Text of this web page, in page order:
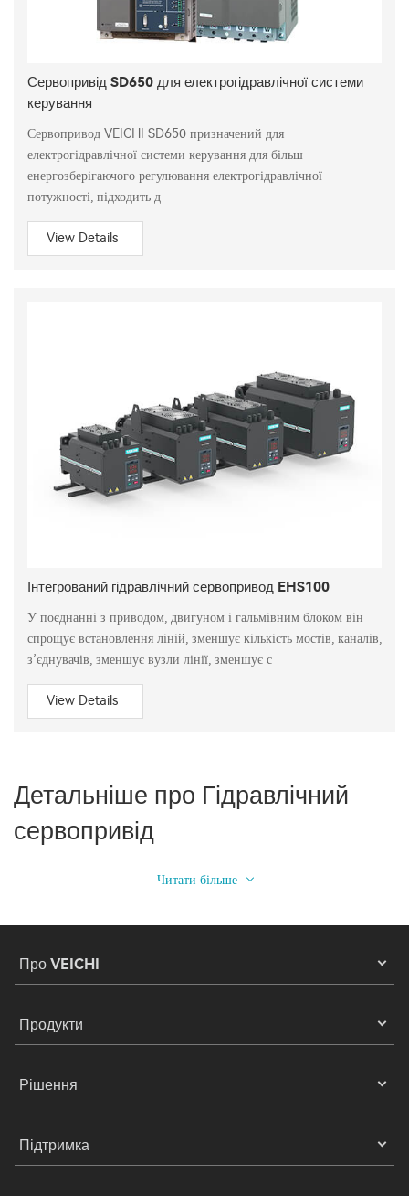
Сервопривід SD650 для електрогідравлічної системи
керування
Сервопривод VEICHI SD650 призначений для
електрогідравлічної системи керування для більш
енергозберігаючого регулювання електрогідравлічної
потужності, підходить д
View Details
Інтегрований гідравлічний сервопривод EHS100
У поєднанні з приводом, двигуном і гальмівним блоком він
спрощує встановлення ліній, зменшує кількість мостів, каналів,
з’єднувачів, зменшує вузли лінії, зменшує с
View Details
Детальніше про Гідравлічний
сервопривід
Читати більше
Про VEICHI
Продукти
Рішення
Підтримка